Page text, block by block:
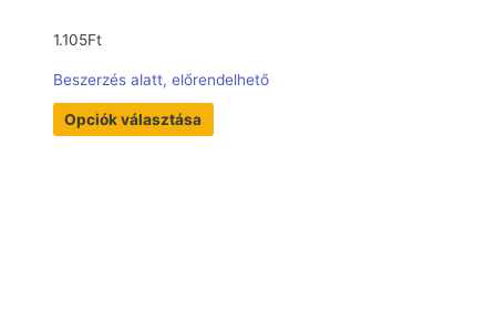
1.105Ft
Beszerzés alatt, előrendelhető
Opciók választása